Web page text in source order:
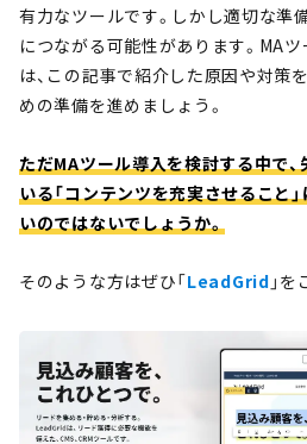
有力なツールです。しかし適切な準
につながる可能性があります。MA
は、この記事で紹介した原因や対策
めの準備を進めましょう。
ただMAツール導入を検討する中で
いる「コンテンツを充実させること
いのではないでしょうか。
そのような方はぜひ「LeadGrid 」